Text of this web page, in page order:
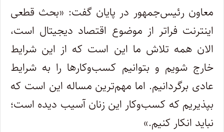
معاون رئیس‌جمهور در پایان گفت: «بحث قطعی
اینترنت فراتر از موضوع اقتصاد دیجیتال است،
الان همه تلاش ما این است که از این شرایط
خارج شویم و بتوانیم کسب‌وکارها را به شرایط
عادی برگردانیم. اما مهم‌ترین مساله این است که
بپذیریم که کسب‌وکار این زنان آسیب دیده است؛
نباید انکار کنیم.»